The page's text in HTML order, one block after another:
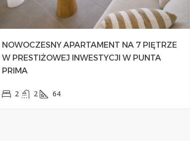
NOWOCZESNY APARTAMENT NA 7 PIĘTRZE
W PRESTIŻOWEJ INWESTYCJI W PUNTA
PRIMA
2 2 64